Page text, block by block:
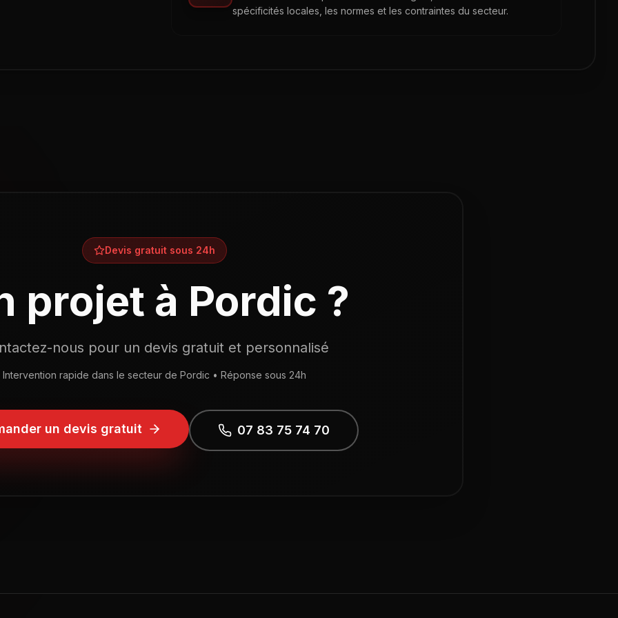
spécificités locales, les normes et les contraintes du secteur.
Devis gratuit sous 24h
projet à Pordic ?
nous pour un devis gratuit et personnalisé
Intervention rapide dans le secteur de Pordic • Réponse sous 24h
un devis gratuit 07 83 75 74 70
d'ouverture : Lundi - Vendredi: 8h00 - 19h00 | Samedi: 9h00 - 12h00